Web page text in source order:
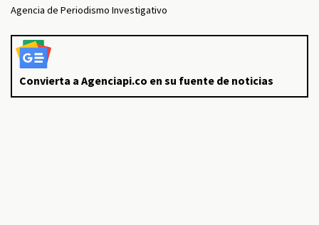
Agencia de Periodismo Investigativo
Convierta a Agenciapi.co en su fuente de noticias